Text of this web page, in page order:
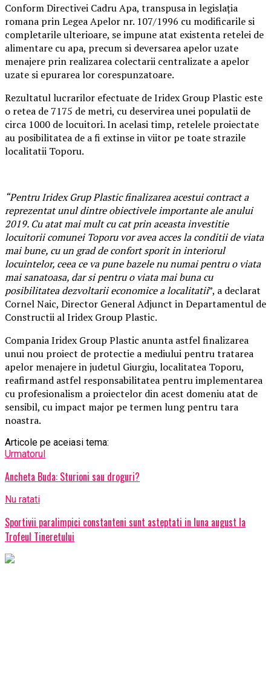
Conform Directivei Cadru Apa, transpusa in legislaţia
romana prin Legea Apelor nr. 107/1996 cu modificarile si
completarile ulterioare, se impune atat existenta retelei de
alimentare cu apa, precum si deversarea apelor uzate
menajere prin realizarea colectarii centralizate a apelor
uzate si epurarea lor corespunzatoare.
Rezultatul lucrarilor efectuate de Iridex Group Plastic este
o retea de 7175 de metri, cu deservirea unei populatii de
circa 1000 de locuitori. In acelasi timp, retelele proiectate
au posibilitatea de a fi extinse in viitor pe toate strazile
localitatii Toporu.
“Pentru Iridex Grup Plastic finalizarea acestui contract a
reprezentat unul dintre obiectivele importante ale anului
2019. Cu atat mai mult cu cat prin aceasta investitie
locuitorii comunei Toporu vor avea acces la conditii de viata
mai bune, cu un grad de confort sporit in interiorul
locuintelor, ceea ce va pune bazele nu numai pentru o viata
mai sanatoasa, dar si pentru o viata mai buna cu
posibilitatea dezvoltarii economice a localitatii”, a declarat
Cornel Naic, Director General Adjunct in Departamentul de
Constructii al Iridex Group Plastic.
Compania Iridex Group Plastic anunta astfel finalizarea
unui nou proiect de protectie a mediului pentru tratarea
apelor menajere in judetul Giurgiu, localitatea Toporu,
reafirmand astfel responsabilitatea pentru implementarea
cu profesionalism a proiectelor din acest domeniu atat de
sensibil, cu impact major pe termen lung pentru tara
noastra.
Articole pe aceiasi tema:
Urmatorul
Ancheta Buda: Sturioni sau droguri?
Nu ratati
Sportivii paralimpici constanteni sunt asteptati in luna august la
Trofeul Tineretului